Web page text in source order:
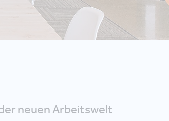
neuen Arbeitswelt